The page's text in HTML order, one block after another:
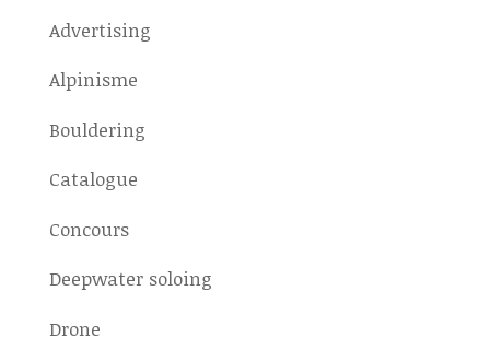
Advertising
Alpinisme
Bouldering
Catalogue
Concours
Deepwater soloing
Drone